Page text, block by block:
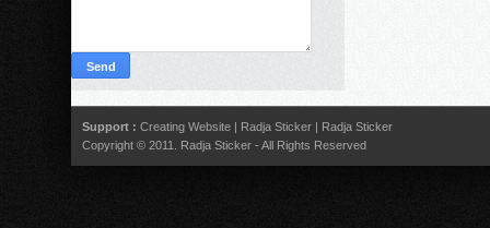
Support : Creating Website | Radja Sticker | Radja Sticker
Copyright © 2011. Radja Sticker - All Rights Reserved